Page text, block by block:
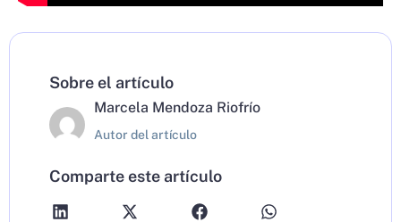
Sobre el artículo
Marcela Mendoza Riofrío
Autor del artículo
Comparte este artículo